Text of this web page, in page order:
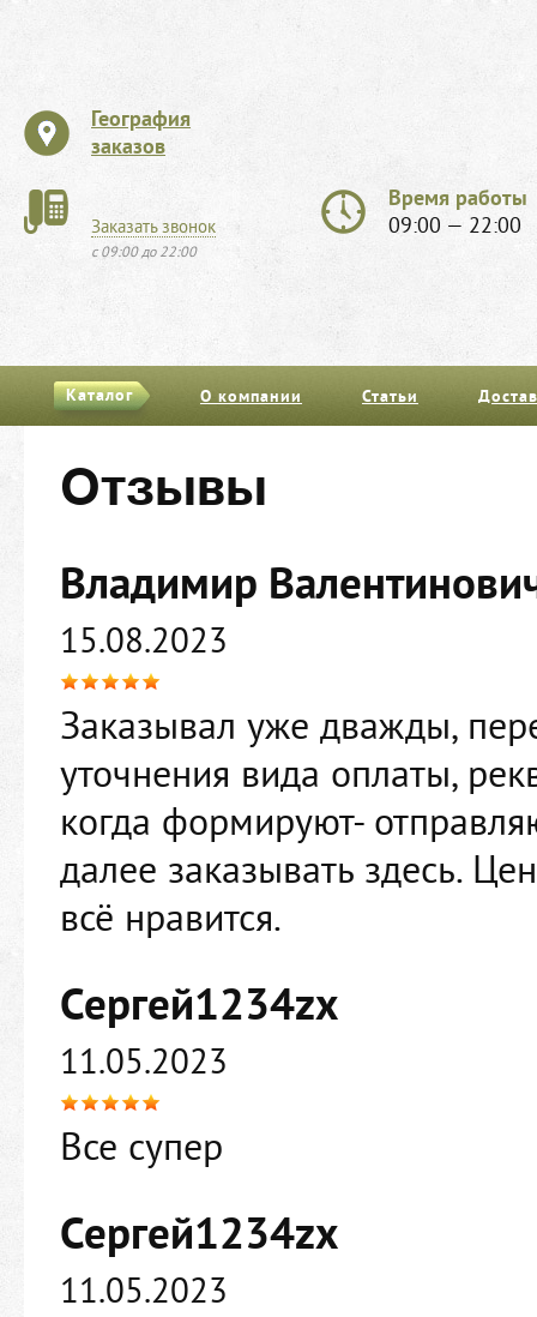
География
заказов
Заказать звонок
с 09:00 до 22:00
Время работы
09:00 — 22:00
Каталог О компании Статьи
Отзывы
Владимир
15.08.2023
Заказывал уже дважды,
уточнения вида оплаты,
когда формируют-
далее заказывать здесь.
всё нравится.
Сергей1234zx
11.05.2023
Все супер
Сергей1234zx
11.05.2023